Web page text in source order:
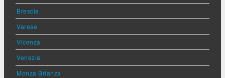
Brescia
Varese
Vicenza
Venezia
Monza Brianza